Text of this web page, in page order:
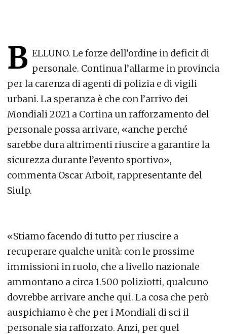
B ELLUNO. Le forze dell’ordine in deficit di
personale. Continua l’allarme in provincia
per la carenza di agenti di polizia e di vigili
urbani. La speranza è che con l’arrivo dei
Mondiali 2021 a Cortina un rafforzamento del
personale possa arrivare, «anche perché
sarebbe dura altrimenti riuscire a garantire la
sicurezza durante l’evento sportivo»,
commenta Oscar Arboit, rappresentante del
Siulp.
«Stiamo facendo di tutto per riuscire a
recuperare qualche unità: con le prossime
immissioni in ruolo, che a livello nazionale
ammontano a circa 1.500 poliziotti, qualcuno
dovrebbe arrivare anche qui. La cosa che però
auspichiamo è che per i Mondiali di sci il
personale sia rafforzato. Anzi, per quel